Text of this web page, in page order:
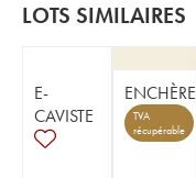
LOTS SIMILAIRES
E-
CAVISTE
ENCHÈRE
TVA
récupérable